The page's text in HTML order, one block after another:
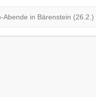
Abende in Bärenstein